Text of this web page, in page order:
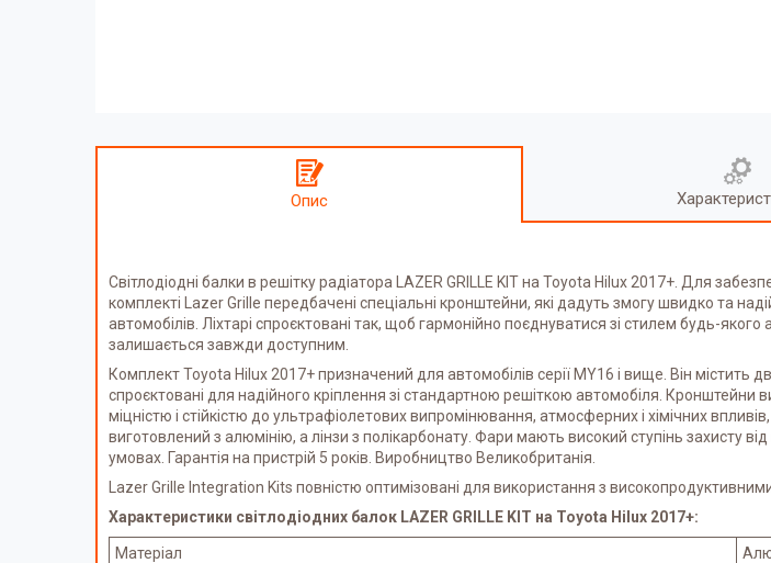
Опис
Світлодіодні балки в решітку радіатора LAZER GRILLE KIT на Toyota Hilux 2017+. Для
комплекті Lazer Grille передбачені спеціальні кронштейни, які дадуть змогу швидко та
автомобілів. Ліхтарі спроєктовані так, щоб гармонійно поєднуватися зі стилем будь-
залишається завжди доступним.
Комплект Toyota Hilux 2017+ призначений для автомобілів серії MY16 і вище. Він
спроєктовані для надійного кріплення зі стандартною решіткою автомобіля. Кронштейни
міцністю і стійкістю до ультрафіолетових випромінювання, атмосферних і хімічних
виготовлений з алюмінію, а лінзи з полікарбонату. Фари мають високий ступінь захисту
умовах. Гарантія на пристрій 5 років. Виробництво Великобританія.
Lazer Grille Integration Kits повністю оптимізовані для використання з
Характеристики світлодіодних балок LAZER GRILLE KIT на Toyota Hilux 2017+:
Матеріал